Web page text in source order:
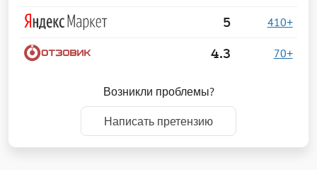
5 410+
4.3 70+
Возникли проблемы?
Написать претензию